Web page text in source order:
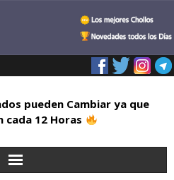
pueden Cambiar ya que
cada 12 Horas